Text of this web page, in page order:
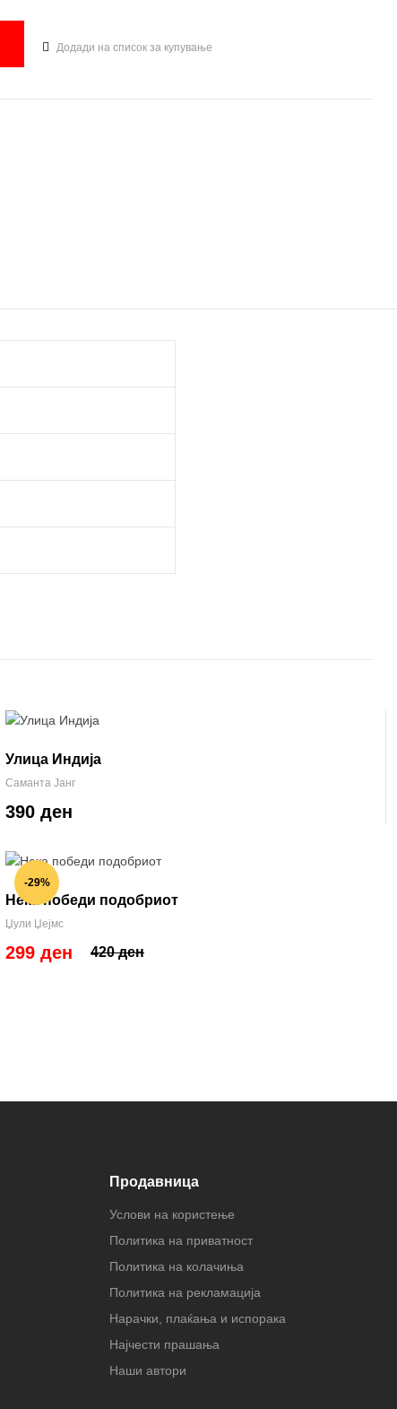
Додади на список за купување
Улица Индија
Саманта Јанг
390 ден
-29%
Нека победи подобриот
Џули Џејмс
420 ден
299 ден
Продавница
Услови на користење
Политика на приватност
Политика на колачиња
Политика на рекламација
Нарачки, плаќања и испорака
Најчести прашања
Наши автори